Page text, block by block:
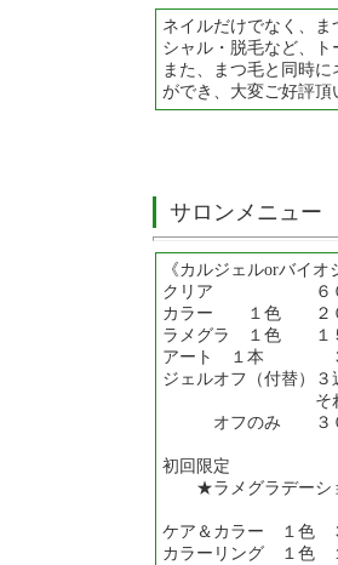
ネイルだけでなく、
シャル・脱毛など、
また、まつ毛と同時
ができ、大変ご好評頂
サロンメニュー
《カルジェルorバイオ
クリア ６０
カラー １色 ２０
ラメグラ １色 １
アート １本 ３
ジェルオフ（付替）３
それ以降１
オフのみ ３０
初回限定
★ラメグラデーシ
ケア＆カラー １色
カラーリング １色